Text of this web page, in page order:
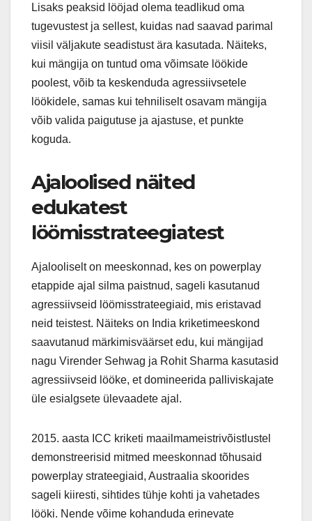
Lisaks peaksid lööjad olema teadlikud oma
tugevustest ja sellest, kuidas nad saavad parimal
viisil väljakute seadistust ära kasutada. Näiteks,
kui mängija on tuntud oma võimsate löökide
poolest, võib ta keskenduda agressiivsetele
löökidele, samas kui tehniliselt osavam mängija
võib valida paigutuse ja ajastuse, et punkte
koguda.
Ajaloolised näited
edukatest
löömisstrateegiatest
Ajalooliselt on meeskonnad, kes on powerplay
etappide ajal silma paistnud, sageli kasutanud
agressiivseid löömisstrateegiaid, mis eristavad
neid teistest. Näiteks on India kriketimeeskond
saavutanud märkimisväärset edu, kui mängijad
nagu Virender Sehwag ja Rohit Sharma kasutasid
agressiivseid lööke, et domineerida palliviskajate
üle esialgsete ülevaadete ajal.
2015. aasta ICC kriketi maailmameistrivõistlustel
demonstreerisid mitmed meeskonnad tõhusaid
powerplay strateegiaid, Austraalia skoorides
sageli kiiresti, sihtides tühje kohti ja vahetades
lööki. Nende võime kohanduda erinevate